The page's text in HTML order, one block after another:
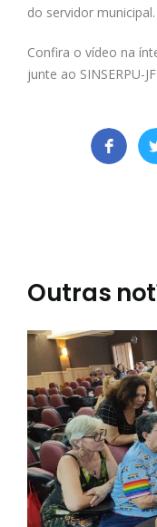
do servidor municipal.
Confira o vídeo na
junte ao SINSERPU-
Outras